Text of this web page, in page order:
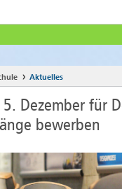
und Institutionen
Aktuelles
Dezember für
bewerben